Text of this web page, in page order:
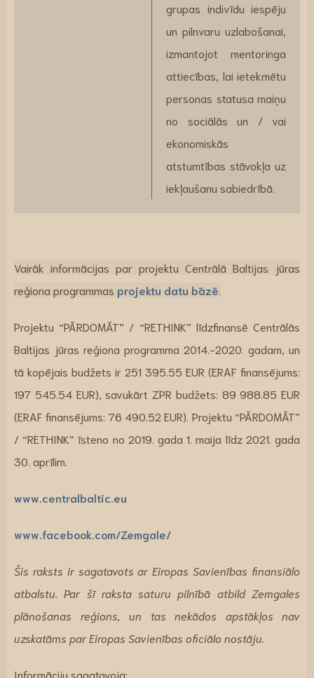
grupas indivīdu iespēju
un pilnvaru uzlabošanai,
izmantojot mentoringa
attiecības, lai ietekmētu
personas statusa maiņu
no sociālās un / vai
ekonomiskās
atstumtības stāvokļa uz
iekļaušanu sabiedrībā.
Vairāk informācijas par projektu Centrālā Baltijas jūras
reģiona programmas projektu datu bāzē
Projektu “PĀRDOMĀT” / “RETHINK” līdzfinansē Centrālās
Baltijas jūras reģiona programma 2014.-2020. gadam, un
tā kopējais budžets ir 251 395.55 EUR (ERAF finansējums:
197 545.54 EUR), savukārt ZPR budžets: 89 988.85 EUR
(ERAF finansējums: 76 490.52 EUR). Projektu “PĀRDOMĀT”
/ “RETHINK” īsteno no 2019. gada 1. maija līdz 2021. gada
30. aprīlim.
www.centralbaltic.eu
www.facebook.com/Zemgale/
Šis raksts ir sagatavots ar Eiropas Savienības finansiālo
atbalstu. Par šī raksta saturu pilnībā atbild Zemgales
plānošanas reģions, un tas nekādos apstākļos nav
uzskatāms par Eiropas Savienības oficiālo nostāju.
Informāciju sagatavoja: